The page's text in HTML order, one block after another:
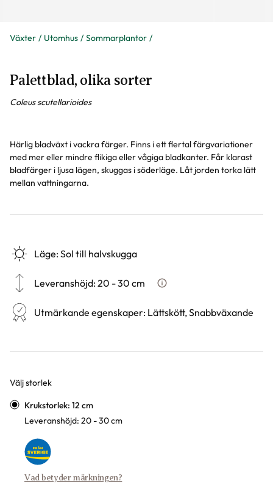
Växter Utomhus Sommarplantor
Palettblad, olika sorter
Coleus scutellarioides
Härlig bladväxt i vackra färger. Finns i ett flertal färgvariationer
med mer eller mindre flikiga eller vågiga bladkanter. Får klarast
bladfärger i ljusa lägen, skuggas i söderläge. Låt jorden torka lätt
mellan vattningarna.
Läge:Sol till halvskugga
Leveranshöjd:20 - 30 cm Hur vi mäter leveranshöjd på
Utmärkande egenskaper: Lättskött, Snabbväxande
Välj storlek
Varianter
Krukstorlek: 12 cm
Leveranshöjd: 20 - 30 cm
Vad betyder märkningen?